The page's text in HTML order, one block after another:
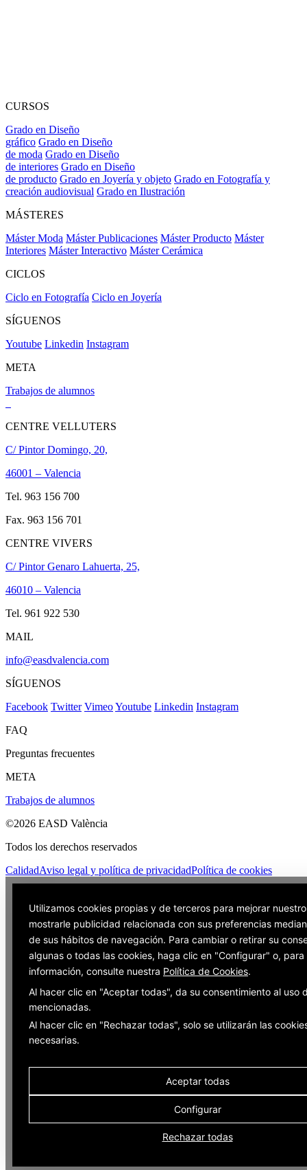
CURSOS
Grado en Diseño
gráfico Grado en Diseño
de moda Grado en Diseño
de interiores Grado en Diseño
de producto Grado en Joyería y objeto Grado en Fotografía y
creación audiovisual Grado en Ilustración
MÁSTERES
Máster Moda Máster Publicaciones Máster Producto Máster
Interiores Máster Interactivo Máster Cerámica
CICLOS
Ciclo en Fotografía Ciclo en Joyería
SÍGUENOS
Youtube Linkedin Instagram
META
Trabajos de alumnos
CENTRE VELLUTERS
C/ Pintor Domingo, 20,
46001 – Valencia
Tel. 963 156 700
Fax. 963 156 701
CENTRE VIVERS
C/ Pintor Genaro Lahuerta, 25,
46010 – Valencia
Tel. 961 922 530
MAIL
info@easdvalencia.com
SÍGUENOS
Facebook Twitter VimeoYoutube Linkedin Instagram
FAQ
Preguntas frecuentes
META
Trabajos de alumnos
©2026 EASD València
Todos los derechos reservados
CalidadAviso legal y política de privacidadPolítica de cookies
Utilizamos cookies propias y de terceros para mejorar
mostrarle publicidad relacionada con sus preferencias
de sus hábitos de navegación. Para cambiar o retirar su
algunas o todas las cookies, haga clic en "Configurar" o, para
información, consulte nuestra Política de Cookies.
Al hacer clic en "Aceptar todas", da su consentimiento al uso
mencionadas.
Al hacer clic en "Rechazar todas", solo se utilizarán las
necesarias.
Aceptar todas
Configurar
Rechazar todas